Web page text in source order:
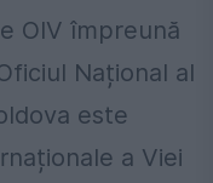
OIV împreună
Național al
este
a Viei